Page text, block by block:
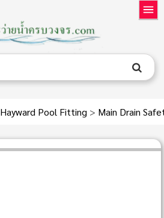
Hayward Pool Fitting > Main Drain